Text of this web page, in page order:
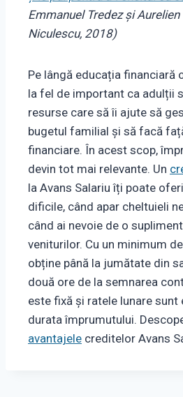
Emmanuel Tredez și
Niculescu, 2018)
Pe lângă educația financiară
la fel de important ca adulții
resurse care să îi ajute să
bugetul familial și să facă
financiare. În acest scop,
devin tot mai relevante. Un
la Avans Salariu îți poate
dificile, când apar cheltuieli
când ai nevoie de o
veniturilor. Cu un minimum
obține până la jumătate din
două ore de la semnarea
este fixă și ratele lunare sunt
durata împrumutului.
avantajele creditelor Avans